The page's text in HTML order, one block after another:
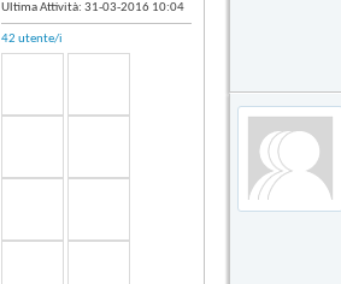
Ultima Attività: 31-03-2016 10:04
42 utente/i